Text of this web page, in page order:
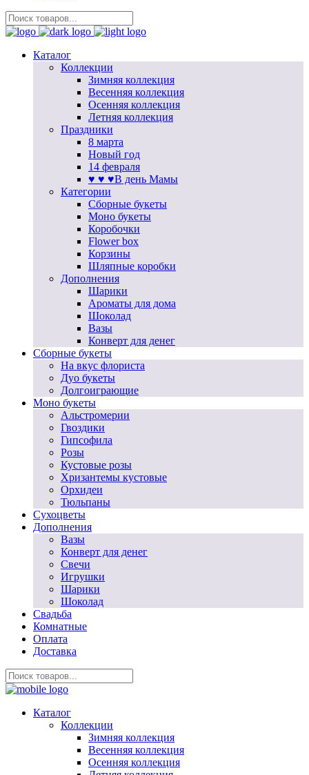
Каталог
Коллекции
Зимняя коллекция
Весенняя коллекция
Осенняя коллекция
Летняя коллекция
Праздники
8 марта
Новый год
14 февраля
♥ ♥ ♥В день Мамы
Категории
Сборные букеты
Моно букеты
Коробочки
Flower box
Корзины
Шляпные коробки
Дополнения
Шарики
Ароматы для дома
Шоколад
Вазы
Конверт для денег
Сборные букеты
На вкус флориста
Дуо букеты
Долгоиграющие
Моно букеты
Альстромерии
Гвоздики
Гипсофила
Розы
Кустовые розы
Хризантемы кустовые
Орхидеи
Тюльпаны
Сухоцветы
Дополнения
Вазы
Конверт для денег
Свечи
Игрушки
Шарики
Шоколад
Свадьба
Комнатные
Оплата
Доставка
Каталог
Коллекции
Зимняя коллекция
Весенняя коллекция
Осенняя коллекция